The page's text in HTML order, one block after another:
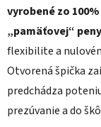
vyrobené zo
„pamäťovej“
flexibilite a
Otvorená špička
predchádza
prezúvanie a do